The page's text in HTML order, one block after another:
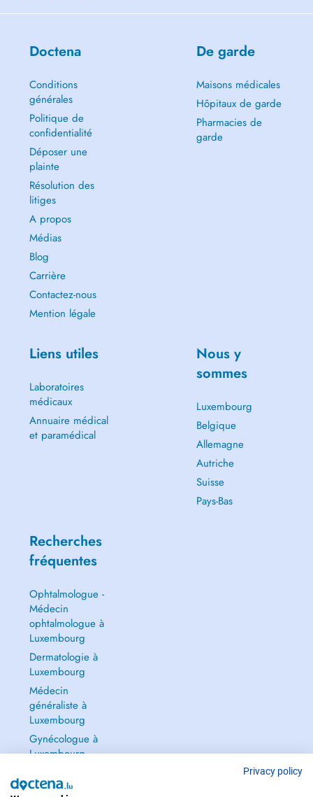
Doctena
Conditions
générales
Politique de
confidentialité
Déposer une
plainte
Résolution des
litiges
A propos
Médias
Blog
Carrière
Contactez-nous
Mention légale
De garde
Maisons médicales
Hôpitaux de garde
Pharmacies de
garde
Liens utiles
Laboratoires
médicaux
Annuaire médical
et paramédical
Nous y
sommes
Luxembourg
Belgique
Allemagne
Autriche
Suisse
Pays-Bas
Recherches
fréquentes
Ophtalmologue -
Médecin
ophtalmologue à
Luxembourg
Dermatologie à
Luxembourg
Médecin
généraliste à
Luxembourg
Gynécologue à
Luxembourg
Privacy policy